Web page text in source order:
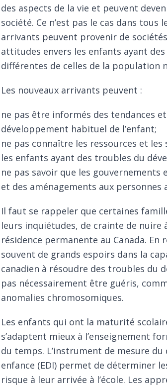
des aspects de la vie et peuvent
société. Ce n’est pas le cas dans tous
arrivants peuvent provenir de
attitudes envers les enfants ayant
différentes de celles de la population
Les nouveaux arrivants peuvent :
ne pas être informés des tendances
développement habituel de l’enfant;
ne pas connaître les ressources et
les enfants ayant des troubles du
ne pas savoir que les
et des aménagements aux
Il faut se rappeler que certaines
leurs inquiétudes, de crainte de nuire
résidence permanente au Canada. En
souvent de grands espoirs dans la
canadien à résoudre des troubles du
pas nécessairement être guéris,
anomalies chromosomiques.
Les enfants qui ont la maturité
s’adaptent mieux à l’enseignement
du temps. L’instrument de mesure
enfance (EDI) permet de déterminer
risque à leur arrivée à l’école. Les